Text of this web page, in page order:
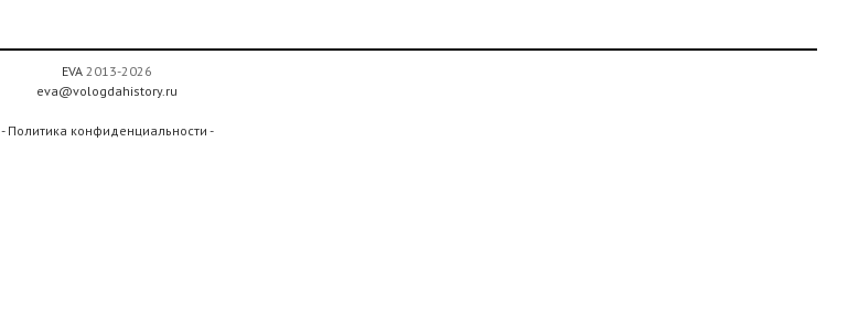
EVA 2013-2026
eva@vologdahistory.ru
- Политика конфиденциальности -